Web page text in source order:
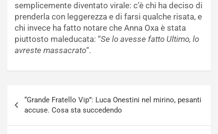
semplicemente diventato virale: c’è chi ha deciso di
prenderla con leggerezza e di farsi qualche risata, e
chi invece ha fatto notare che Anna Oxa è stata
piuttosto maleducata: “Se lo avesse fatto Ultimo, lo
avreste massacrato“.
articoli
“Grande Fratello Vip”: Luca Onestini nel mirino, pesanti
accuse. Cosa sta succedendo